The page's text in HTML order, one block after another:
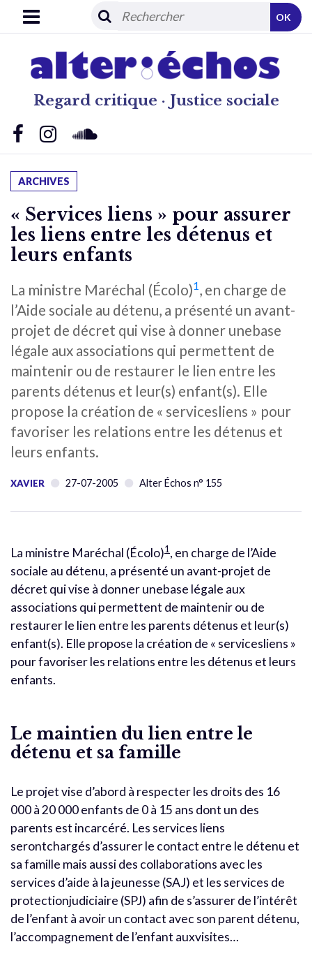
Regard critique · Justice sociale
OK
ARCHIVES
« Services liens » pour assurer
les liens entre les détenus et
leurs enfants
La ministre Maréchal (Écolo)1 , en charge de
l’Aide sociale au détenu, a présenté un avant-
projet de décret qui vise à donner unebase
légale aux associations qui permettent de
maintenir ou de restaurer le lien entre les
parents détenus et leur(s) enfant(s). Elle
propose la création de « servicesliens » pour
favoriser les relations entre les détenus et
leurs enfants.
XAVIER 27-07-2005 Alter Échos n° 155
La ministre Maréchal (Écolo)1 , en charge de l’Aide
sociale au détenu, a présenté un avant-projet de
décret qui vise à donner unebase légale aux
associations qui permettent de maintenir ou de
restaurer le lien entre les parents détenus et leur(s)
enfant(s). Elle propose la création de « servicesliens »
pour favoriser les relations entre les détenus et leurs
enfants.
Le maintien du lien entre le
détenu et sa famille
Le projet vise d’abord à respecter les droits des 16
000 à 20 000 enfants de 0 à 15 ans dont un des
parents est incarcéré. Les services liens
serontchargés d’assurer le contact entre le détenu et
sa famille mais aussi des collaborations avec les
services d’aide à la jeunesse (SAJ) et les services de
protectionjudiciaire (SPJ) afin de s’assurer de l’intérêt
de l’enfant à avoir un contact avec son parent détenu,
l’accompagnement de l’enfant auxvisites…